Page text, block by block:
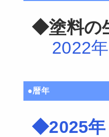
◆塗料の
2022
●暦年
◆2025年